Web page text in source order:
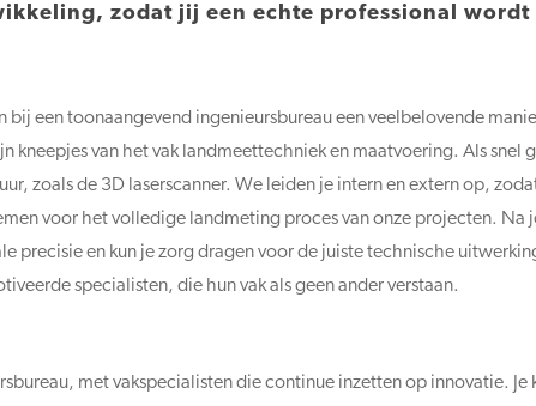
zodat jij een echte professional wordt
bij een toonaangevend ingenieursbureau een veelbelovende
kneepjes van het vak landmeettechniek en maatvoering. Als snel
zoals de 3D laserscanner. We leiden je intern en extern op,
voor het volledige landmeting proces van onze projecten. Na
precisie en kun je zorg dragen voor de juiste technische
specialisten, die hun vak als geen ander verstaan.
met vakspecialisten die continue inzetten op innovatie. Je